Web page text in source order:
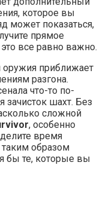
которое вы
может показаться,
прямое
все равно важно.
приближает
разгона.
что-то по-
зачисток шахт. Без
сложной
, особенно
время
таким образом
бы те, которые вы